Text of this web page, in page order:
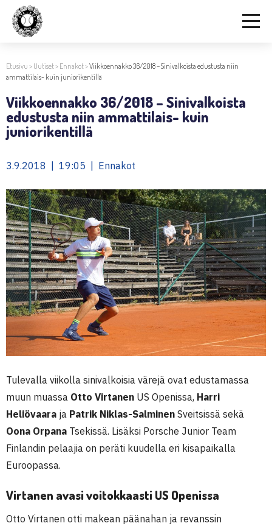
Etusivu > Uutiset> Ennakot>Viikkoennakko 36/2018 – Sinivalkoista edustusta niin
ammattilais- kuin juniorikentillä
Viikkoennakko 36/2018 – Sinivalkoista
edustusta niin ammattilais- kuin
juniorikentillä
3.9.2018 | 19:05 | Ennakot
Tulevalla viikolla sinivalkoisia värejä ovat edustamassa
muun muassa Otto Virtanen US Openissa, Harri
Heliövaara ja Patrik Niklas-Salminen Sveitsissä sekä
Oona Orpana Tsekissä. Lisäksi Porsche Junior Team
Finlandin pelaajia on peräti kuudella eri kisapaikalla
Euroopassa.
Virtanen avasi voitokkaasti US Openissa
Otto Virtanen otti makean päänahan ja revanssin